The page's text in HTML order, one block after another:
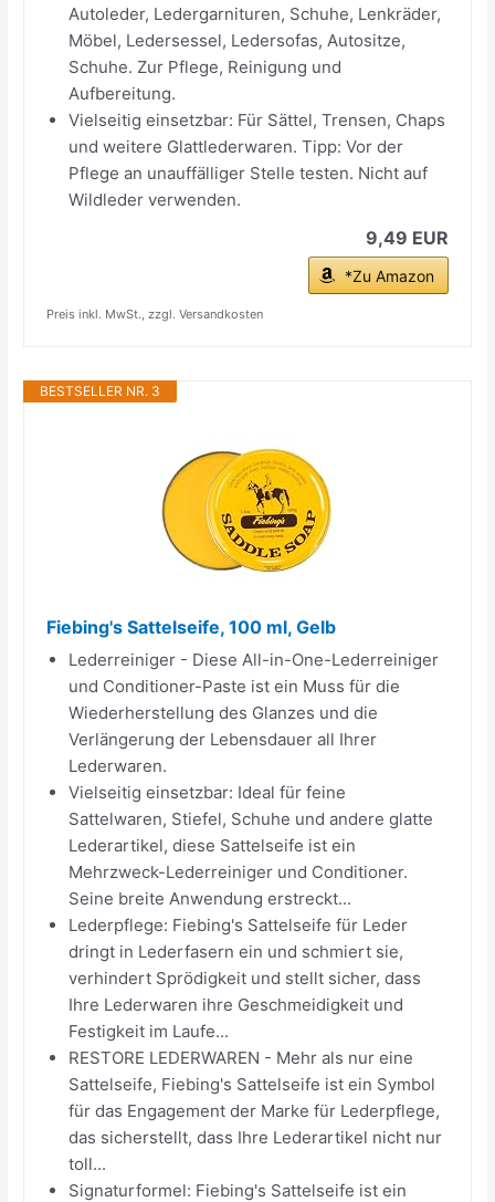
Autoleder, Ledergarnituren, Schuhe, Lenkräder,
Möbel, Ledersessel, Ledersofas, Autositze,
Schuhe. Zur Pflege, Reinigung und
Aufbereitung.
Vielseitig einsetzbar: Für Sättel, Trensen, Chaps
und weitere Glattlederwaren. Tipp: Vor der
Pflege an unauffälliger Stelle testen. Nicht auf
Wildleder verwenden.
9,49 EUR
*Zu Amazon
Preis inkl. MwSt., zzgl. Versandkosten
BESTSELLER NR. 3
Fiebing's Sattelseife, 100 ml, Gelb
Lederreiniger - Diese All-in-One-Lederreiniger
und Conditioner-Paste ist ein Muss für die
Wiederherstellung des Glanzes und die
Verlängerung der Lebensdauer all Ihrer
Lederwaren.
Vielseitig einsetzbar: Ideal für feine
Sattelwaren, Stiefel, Schuhe und andere glatte
Lederartikel, diese Sattelseife ist ein
Mehrzweck-Lederreiniger und Conditioner.
Seine breite Anwendung erstreckt...
Lederpflege: Fiebing's Sattelseife für Leder
dringt in Lederfasern ein und schmiert sie,
verhindert Sprödigkeit und stellt sicher, dass
Ihre Lederwaren ihre Geschmeidigkeit und
Festigkeit im Laufe...
RESTORE LEDERWAREN - Mehr als nur eine
Sattelseife, Fiebing's Sattelseife ist ein Symbol
für das Engagement der Marke für Lederpflege,
das sicherstellt, dass Ihre Lederartikel nicht nur
toll...
Signaturformel: Fiebing's Sattelseife ist ein